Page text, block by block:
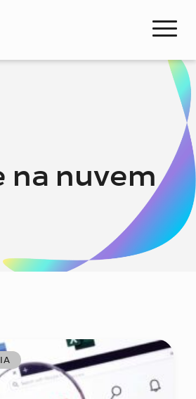
na nuvem